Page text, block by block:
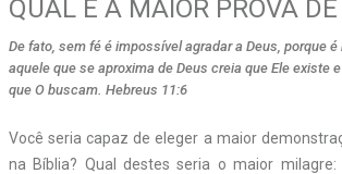
QUAL É A MAIOR PROVA DE
De fato, sem fé é impossível agradar a Deus, porque
aquele que se aproxima de Deus creia que Ele existe
que O buscam. Hebreus 11:6
Você seria capaz de eleger a maior
na Bíblia? Qual destes seria o maior